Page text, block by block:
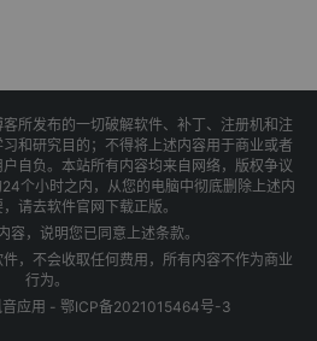
所发布的一切破解软件、补丁、注册机和注
和研究目的；不得将上述内容用于商业或者
自负。本站所有内容均来自网络，版权争议
个小时之内，从您的电脑中彻底删除上述内
请去软件官网下载正版。
容，说明您已同意上述条款。
，不会收取任何费用，所有内容不作为商业
行为。
应用 - 鄂ICP备2021015464号-3